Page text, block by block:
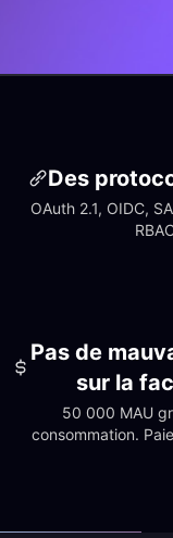
Des
OAuth 2.1, OIDC,
Pas de
sur la
50 000 MAU
consommation.